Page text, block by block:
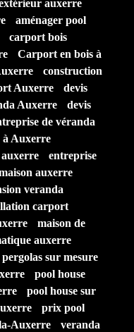
auxerre
aménager pool
carport bois
Carport en bois à
construction
Auxerre
devis
Auxerre
devis
de véranda
à Auxerre
auxerre
entreprise
auxerre
veranda
carport
maison de
auxerre
pergolas sur mesure
pool house
pool house sur
prix pool
Auxerre
veranda